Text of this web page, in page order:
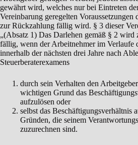
gewährt wird, welches nur bei Eintreten
Vereinbarung geregelten Voraussetzungen
zur Rückzahlung fällig wird. § 3 dieser
„(Absatz 1) Das Darlehen gemäß § 2 wird
fällig, wenn der Arbeitnehmer im Verlaufe
innerhalb der nächsten drei Jahre nach
Steuerberaterexamens
durch sein Verhalten den
wichtigen Grund das
aufzulösen oder
selbst das Beschäftigungsverhältnis
Gründen, die seinem
zuzurechnen sind.